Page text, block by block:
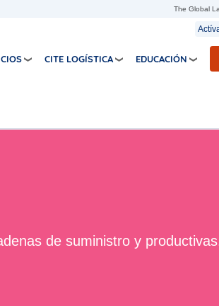
The Global
CITE LOGÍSTICA EDUCACIÓN
de suministro y